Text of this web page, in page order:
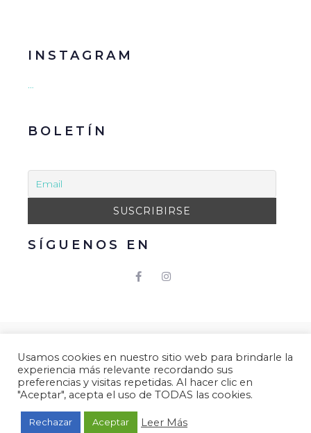
INSTAGRAM
…
BOLETÍN
SÍGUENOS EN
© 2021 Gacmark – Arucas Mola. Todos los derechos
reservados.
Aviso Legal|Política de Privacidad|Política de
Cookies.
Desarrollado por
Usamos cookies en nuestro sitio web para brindarle la
experiencia más relevante recordando sus
preferencias y visitas repetidas. Al hacer clic en
"Aceptar", acepta el uso de TODAS las cookies.
Rechazar Aceptar Leer Más